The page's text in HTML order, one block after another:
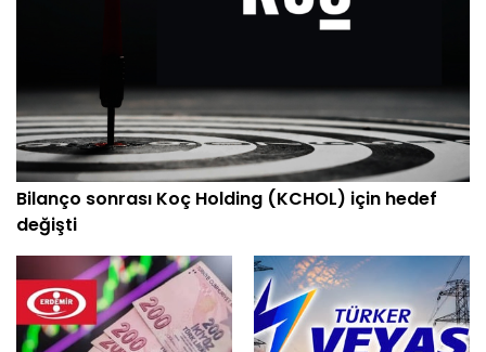
Bilanço sonrası Koç Holding (KCHOL) için hedef
değişti